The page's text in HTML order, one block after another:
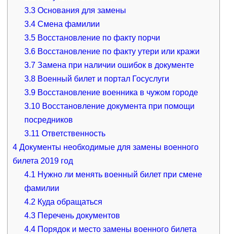
3.3 Основания для замены
3.4 Смена фамилии
3.5 Восстановление по факту порчи
3.6 Восстановление по факту утери или кражи
3.7 Замена при наличии ошибок в документе
3.8 Военный билет и портал Госуслуги
3.9 Восстановление военника в чужом городе
3.10 Восстановление документа при помощи
посредников
3.11 Ответственность
4Документы необходимые для замены военного
билета 2019 год
4.1 Нужно ли менять военный билет при смене
фамилии
4.2 Куда обращаться
4.3 Перечень документов
4.4 Порядок и место замены военного билета